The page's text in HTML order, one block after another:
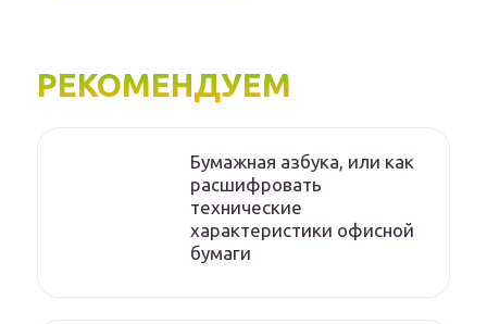
РЕКОМЕНДУЕМ
Бумажная азбука, или как
расшифровать
технические
характеристики офисной
бумаги